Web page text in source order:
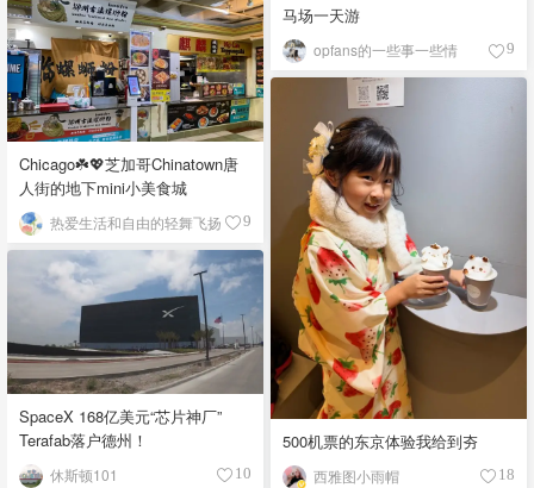
马场一天游
opfans的一些事一些情 9
Chicago☘️💖芝加哥Chinatown唐
人街的地下mini小美食城
热爱生活和自由的轻舞飞扬 9
500机票的东京体验我给到夯
西雅图小雨帽 18
SpaceX 168亿美元“芯片神厂”
Terafab落户德州！
休斯顿101 10